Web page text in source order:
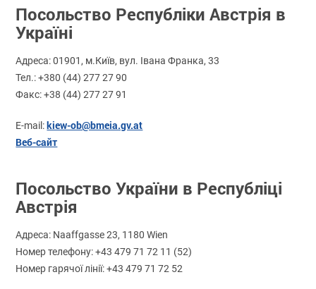
Посольство Республіки Австрія в
Україні
Адреса: 01901, м.Київ, вул. Івана Франка, 33
Тел.: +380 (44) 277 27 90
Факс: +38 (44) 277 27 91
E-mail: kiew-ob@bmеіa.gv.at
Веб-сайт
Посольство України в Республіці
Австрія
Адреса: Naaffgasse 23, 1180 Wien
Номер телефону: +43 479 71 72 11 (52)
Номер гарячої лінії: +43 479 71 72 52